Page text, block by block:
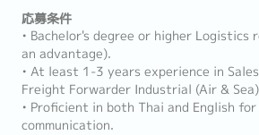
応募条件
• Bachelor's degree or higher
an advantage).
• At least 1-3 years experience in
Freight Forwarder Industrial (Air & Sea)
• Proficient in both Thai and English for
communication.